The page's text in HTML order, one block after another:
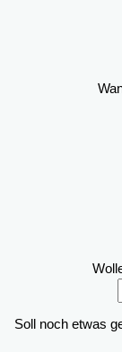
Soll noch etwas